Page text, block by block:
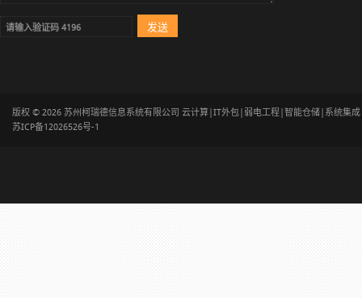
版权 © 2026 苏州柯瑞德信息系统有限公司 云计算|IT外包|弱电工程|智能仓储|系统集
苏ICP备12026526号-1